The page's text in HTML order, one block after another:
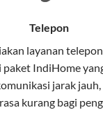
sehingga koneksi
yang
Telepon
layanan
paket IndiHome
jarak
kurang bagi